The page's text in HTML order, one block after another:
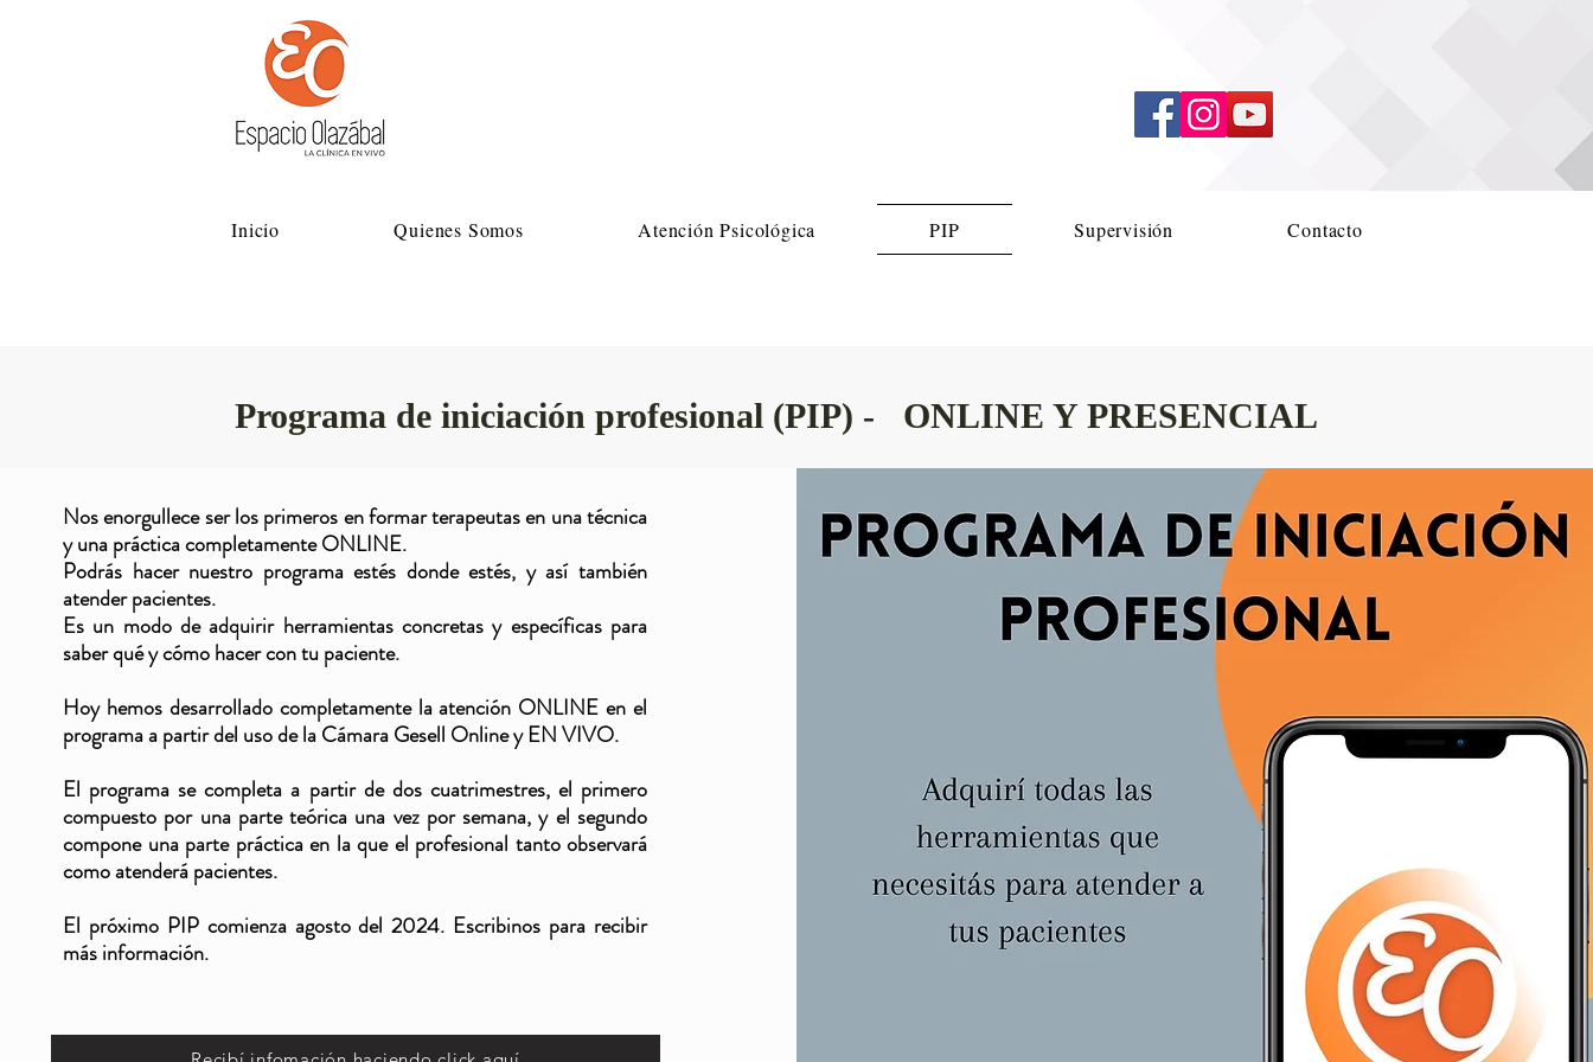
Inicio Quienes Somos Atención Psicológica PIP Supervisión Contacto
Programa de iniciación profesional (PIP) - ONLINE Y PRESENCIAL
Nos enorgullece ser los primeros en formar terapeutas en una técnica
y una práctica completamente ONLINE.
Podrás hacer nuestro programa estés donde estés, y así también
atender pacientes.
Es un modo de adquirir herramientas concretas y específicas para
saber qué y cómo hacer con tu paciente.
Hoy hemos desarrollado completamente la atención ONLINE en el
programa a partir del uso de la Cámara Gesell Online y EN VIVO.
El programa se completa a partir de dos cuatrimestres, el primero
compuesto por una parte teórica una vez por semana, y el segundo
compone una parte práctica en la que el profesional tanto observará
como atenderá pacientes.
El próximo PIP comienza agosto del 2024. Escribinos para recibir
más información.